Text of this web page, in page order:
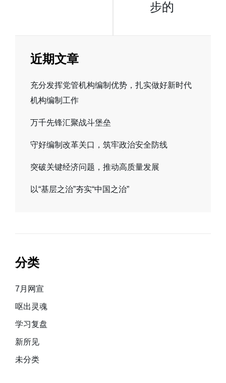
步的
近期文章
充分发挥党管机构编制优势，扎实做好新时代
机构编制工作
万千先锋汇聚战斗堡垒
守好编制改革关口，筑牢政治安全防线
突破关键经济问题，推动高质量发展
以“基层之治”夯实“中国之治”
分类
7月网宣
呕出灵魂
学习复盘
新所见
未分类